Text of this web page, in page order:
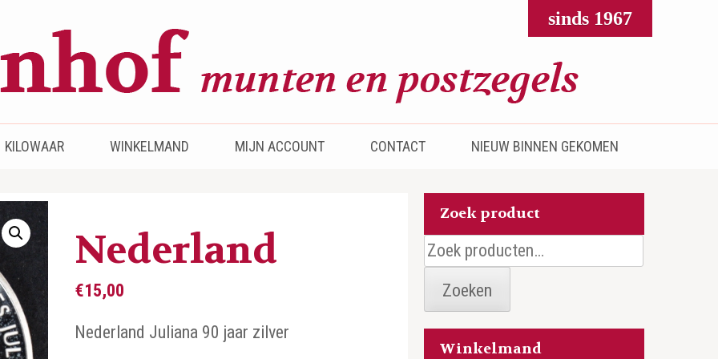
sinds 1967
KILOWAAR WINKELMAND MIJN ACCOUNT CONTACT NIEUW BINNEN GEKOMEN
Nederland
€15,00
Nederland Juliana 90 jaar zilver
Zoek product
Zoeken
naar:
Zoeken
Winkelmand